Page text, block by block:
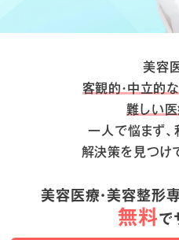
美容
客観的・中立的
難しい医
一人で悩まず
解決策を見つけ
美容医療・美容整形
無料で